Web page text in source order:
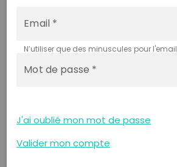
Email *
N’utiliser que des minuscules pour l'email
Mot de passe *
J'ai oublié mon mot de passe
Valider mon compte